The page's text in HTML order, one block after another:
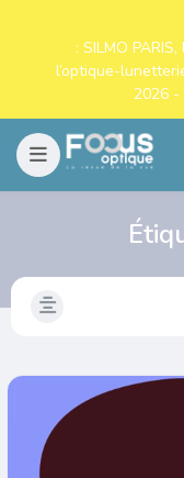
: SILMO
l’optique-
2026 -